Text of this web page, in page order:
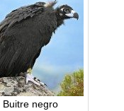
Buitre negro